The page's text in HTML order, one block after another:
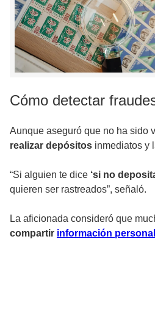
Cómo detectar
Aunque aseguró que no ha sido
realizar depósitos inmediatos y
“Si alguien te dice ‘si no
quieren ser rastreados”, señaló.
La aficionada consideró que
compartir información personal